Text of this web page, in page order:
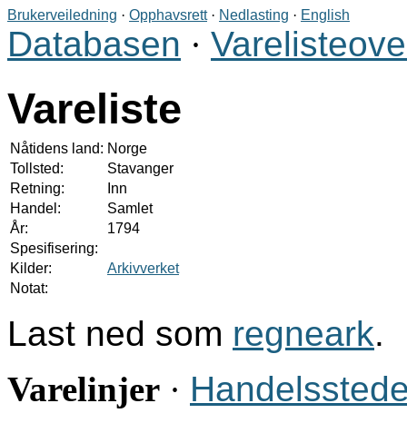
Brukerveiledning · Opphavsrett· Nedlasting · English
Databasen ·
Vareliste
Nåtidens land: Norge
Tollsted:
Stavanger
Retning:
Inn
Handel:
Samlet
År:
1794
Spesifisering:
Kilder:
Arkivverket
Notat:
Last ned som regneark.
Varelinjer ·